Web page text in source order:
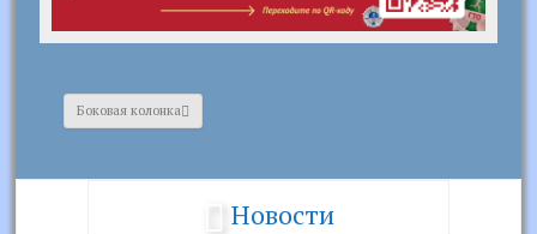
Боковая колонка
Новости